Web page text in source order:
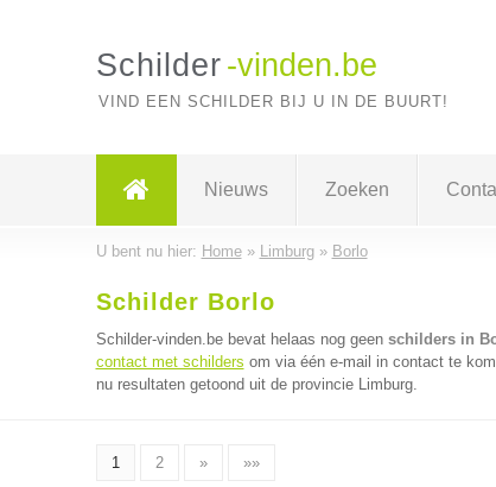
Schilder -vinden.be
VIND EEN SCHILDER BIJ U IN DE BUURT!
Nieuws Zoeken
U bent nu hier: Home» Limburg» Borlo
Schilder Borlo
Schilder-vinden.be bevat helaas nog geen schilders in
contact met schilders om via één e-mail in contact te
nu resultaten getoond uit de provincie Limburg.
1 2 » »»